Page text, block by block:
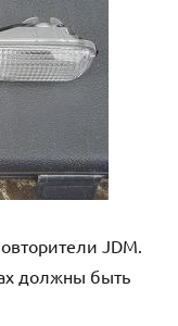
JDM.
должны быть